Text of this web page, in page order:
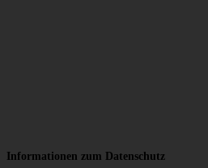
Informationen zum Datenschutz